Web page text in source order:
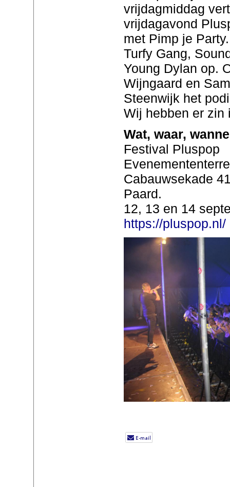
vrijdagmiddag
vrijdagavond
met Pimp je
Turfy Gang,
Young Dylan op.
Wijngaard en
Steenwijk het
Wij hebben er zin
Wat, waar,
Festival Pluspop
Cabauwsekade
Paard.
12, 13 en 14
https://pluspop.nl/